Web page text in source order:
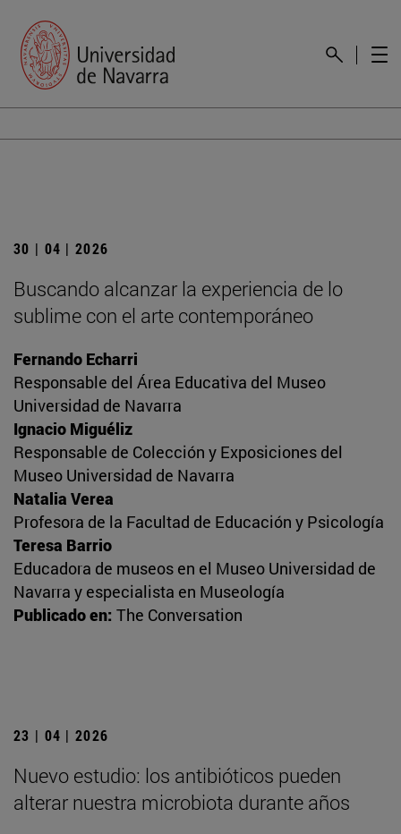
30 | 04 | 2026
Buscando alcanzar la experiencia de lo
sublime con el arte contemporáneo
Fernando Echarri
Responsable del Área Educativa del Museo
Universidad de Navarra
Ignacio Miguéliz
Responsable de Colección y Exposiciones del
Museo Universidad de Navarra
Natalia Verea
Profesora de la Facultad de Educación y Psicología
Teresa Barrio
Educadora de museos en el Museo Universidad de
Navarra y especialista en Museología
Publicado en: The Conversation
23 | 04 | 2026
Nuevo estudio: los antibióticos pueden
alterar nuestra microbiota durante años